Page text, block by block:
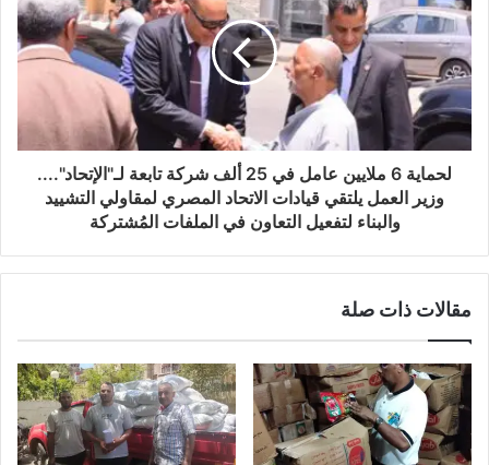
لحماية 6 ملايين عامل في 25 ألف شركة تابعة لـ"الإتحاد"....
وزير العمل يلتقي قيادات الاتحاد المصري لمقاولي التشييد
والبناء لتفعيل التعاون في الملفات المُشتركة
مقالات ذات صلة